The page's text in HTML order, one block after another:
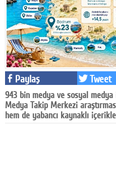
Reyting-tiraj
Teknoloji
Televizyon
Dünya
Pr
Facebook
Paylaş Tweet
943 bin medya ve sosyal
Medya Takip Merkezi
hem de yabancı kaynaklı